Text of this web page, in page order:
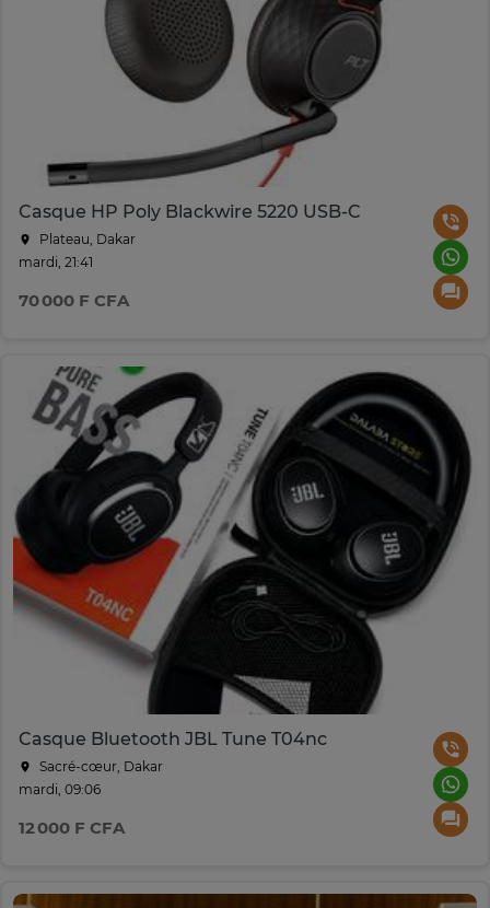
Casque HP Poly Blackwire 5220 USB-C
Plateau, Dakar
mardi, 21:41
70 000 F CFA
Casque Bluetooth JBL Tune T04nc
Sacré-cœur, Dakar
mardi, 09:06
12 000 F CFA